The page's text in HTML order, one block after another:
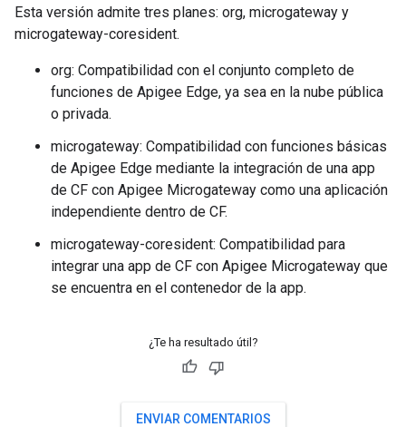
Esta versión admite tres planes: org, microgateway y
microgateway-coresident.
org: Compatibilidad con el conjunto completo de
funciones de Apigee Edge, ya sea en la nube pública
o privada.
microgateway: Compatibilidad con funciones básicas
de Apigee Edge mediante la integración de una app
de CF con Apigee Microgateway como una aplicación
independiente dentro de CF.
microgateway-coresident: Compatibilidad para
integrar una app de CF con Apigee Microgateway que
se encuentra en el contenedor de la app.
¿Te ha resultado útil?
ENVIAR COMENTARIOS